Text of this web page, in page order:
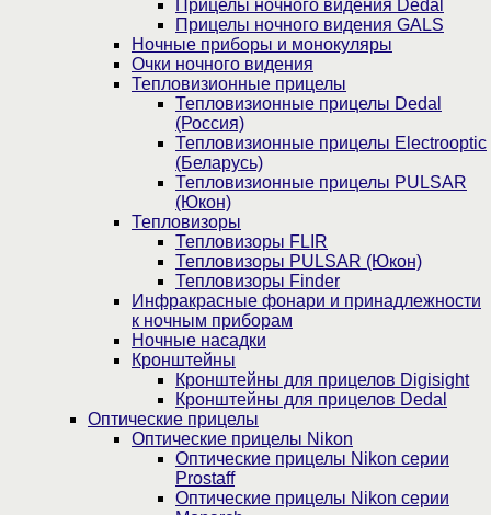
Прицелы ночного видения Dedal
Прицелы ночного видения GALS
Ночные приборы и монокуляры
Очки ночного видения
Тепловизионные прицелы
Тепловизионные прицелы Dedal
(Россия)
Тепловизионные прицелы Electrooptic
(Беларусь)
Тепловизионные прицелы PULSAR
(Юкон)
Тепловизоры
Тепловизоры FLIR
Тепловизоры PULSAR (Юкон)
Тепловизоры Finder
Инфракрасные фонари и принадлежности
к ночным приборам
Ночные насадки
Кронштейны
Кронштейны для прицелов Digisight
Кронштейны для прицелов Dedal
Оптические прицелы
Оптические прицелы Nikon
Оптические прицелы Nikon серии
Prostaff
Оптические прицелы Nikon серии